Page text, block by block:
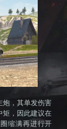
炮，其单发伤害
矩，因此建议在
缩满再进行开